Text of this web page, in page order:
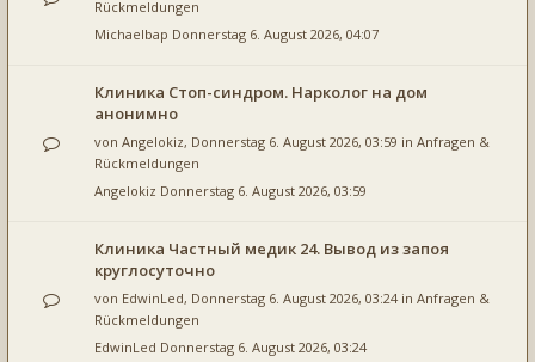
Rückmeldungen
Michaelbap Donnerstag 6. August 2026, 04:07
Клиника Стоп-синдром. Нарколог на дом
анонимно
von Angelokiz, Donnerstag 6. August 2026, 03:59 in Anfragen &
Rückmeldungen
Angelokiz Donnerstag 6. August 2026, 03:59
Клиника Частный медик 24. Вывод из запоя
круглосуточно
von EdwinLed, Donnerstag 6. August 2026, 03:24 in Anfragen &
Rückmeldungen
EdwinLed Donnerstag 6. August 2026, 03:24